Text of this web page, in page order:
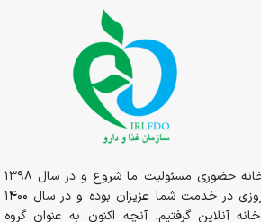
از سال 1394در قالب داروخانه حضوری مسئولیت ما شروع و در سال 1398
داروخانه به صورت شبانه روزی در خدمت شما عزیزان بوده و در سال 1400
آنلاین گرفتیم. آنچه اکنون به عنوان گروه